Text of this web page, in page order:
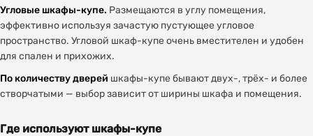
Угловые шкафы-купе. Размещаются в углу помещения,
эффективно используя зачастую пустующее угловое
пространство. Угловой шкаф-купе очень вместителен и удобен
для спален и прихожих.
По количеству дверей шкафы-купе бывают двух-, трёх- и более
створчатыми — выбор зависит от ширины шкафа и помещения.
Где используют шкафы-купе